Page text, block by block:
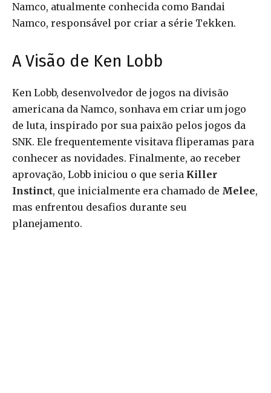
Namco, atualmente conhecida como Bandai
Namco, responsável por criar a série Tekken.
A Visão de Ken Lobb
Ken Lobb, desenvolvedor de jogos na divisão
americana da Namco, sonhava em criar um jogo
de luta, inspirado por sua paixão pelos jogos da
SNK. Ele frequentemente visitava fliperamas para
conhecer as novidades. Finalmente, ao receber
aprovação, Lobb iniciou o que seria Killer
Instinct, que inicialmente era chamado de Melee,
mas enfrentou desafios durante seu
planejamento.